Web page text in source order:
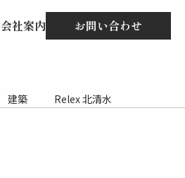
会社案内 お問い合わせ
建築
Relex 北清水